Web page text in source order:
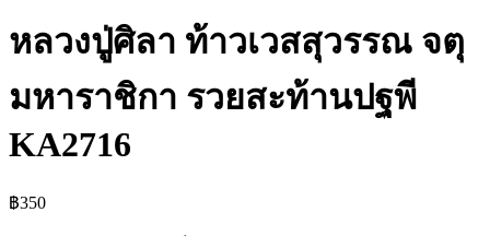
หลวงปู่ศิลา ท้าวเวสสุวรรณ จตุ
มหาราชิกา รวยสะท้านปฐพี
KA2716
฿350